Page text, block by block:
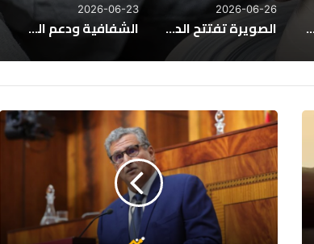
الصويرة تفتتح الدورة الـ27 لمهرجان كناوة وموسيقى العالم وسط حضور جماهيري كبير
2026-06-23
الشفافية ودعم السينما موضوع نقاش داخل البرلمان، وبنسعيد يواجه اتهامات بالتحيز
2026-06-22
ديزي دروس: المواقف الفنية أكثر أهمية من أرقام الاستماع والشهرة الرقمية
أخنوش:
الحكومة
تحقق
حلم
السكن
الكريم
لـ17
ألف